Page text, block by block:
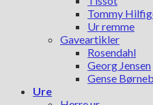
Tommy
Ur remme
Gaveartikler
Rosendahl
Georg Jensen
Gense
Ure